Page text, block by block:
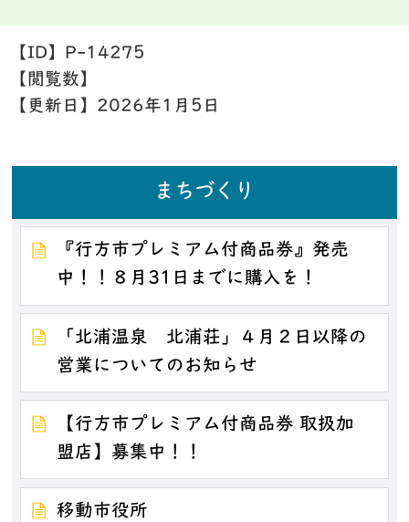
【ID】 P-14275
【閲覧数】
【更新日】 2026年1月5日
まちづくり
『行方市プレミアム付商品券』発売
中！！８月31日までに購入を！
「北浦温泉 北浦荘」４月２日以降の
営業についてのお知らせ
【行方市プレミアム付商品券 取扱加
盟店】募集中！！
移動市役所